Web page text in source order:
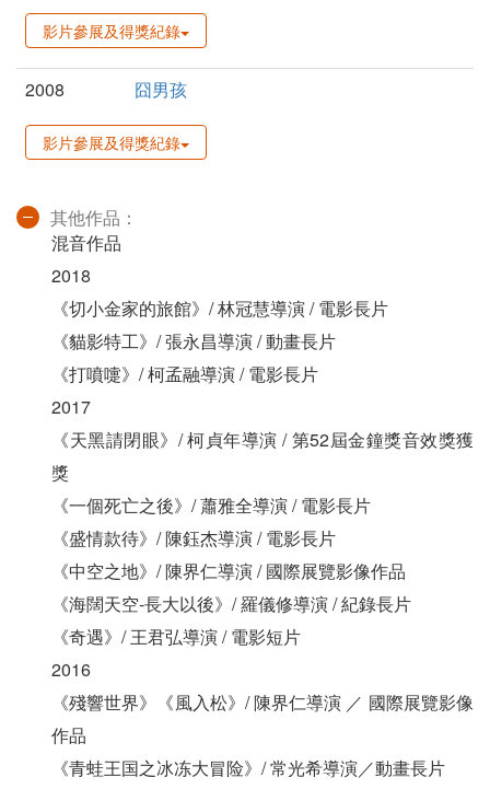
影片參展及得獎紀錄
2008 囧男孩
影片參展及得獎紀錄
其他作品：
混音作品
2018
《切小金家的旅館》/ 林冠慧導演 / 電影長片
《貓影特工》/ 張永昌導演 / 動畫長片
《打噴嚏》/ 柯孟融導演 / 電影長片
2017
《天黑請閉眼》/ 柯貞年導演 / 第52屆金鐘獎音效獎獲
獎
《一個死亡之後》/ 蕭雅全導演 / 電影長片
《盛情款待》/ 陳鈺杰導演 / 電影長片
《中空之地》/ 陳界仁導演 / 國際展覽影像作品
《海闊天空-長大以後》/ 羅儀修導演 / 紀錄長片
《奇遇》/ 王君弘導演 / 電影短片
2016
《殘響世界》《風入松》/ 陳界仁導演 ／ 國際展覽影像
作品
《青蛙王国之冰冻大冒险》/ 常光希導演／動畫長片